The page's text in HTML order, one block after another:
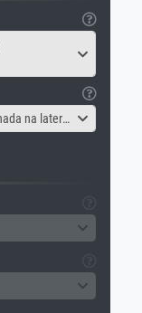
Quadro de lona - Imagem espelhada na lateral